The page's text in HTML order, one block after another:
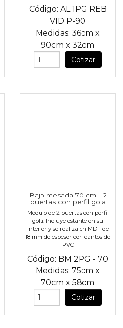
Código: AL 1PG REB
VID P-90
Medidas: 36cm x
90cm x 32cm
Cotizar
Bajo mesada 70 cm - 2
puertas con perfil gola
Modulo de 2 puertas con perfil
gola. Incluye estante en su
interior y se realiza en MDF de
18 mm de espesor con cantos de
PVC
Código: BM 2PG - 70
Medidas: 75cm x
70cm x 58cm
Cotizar